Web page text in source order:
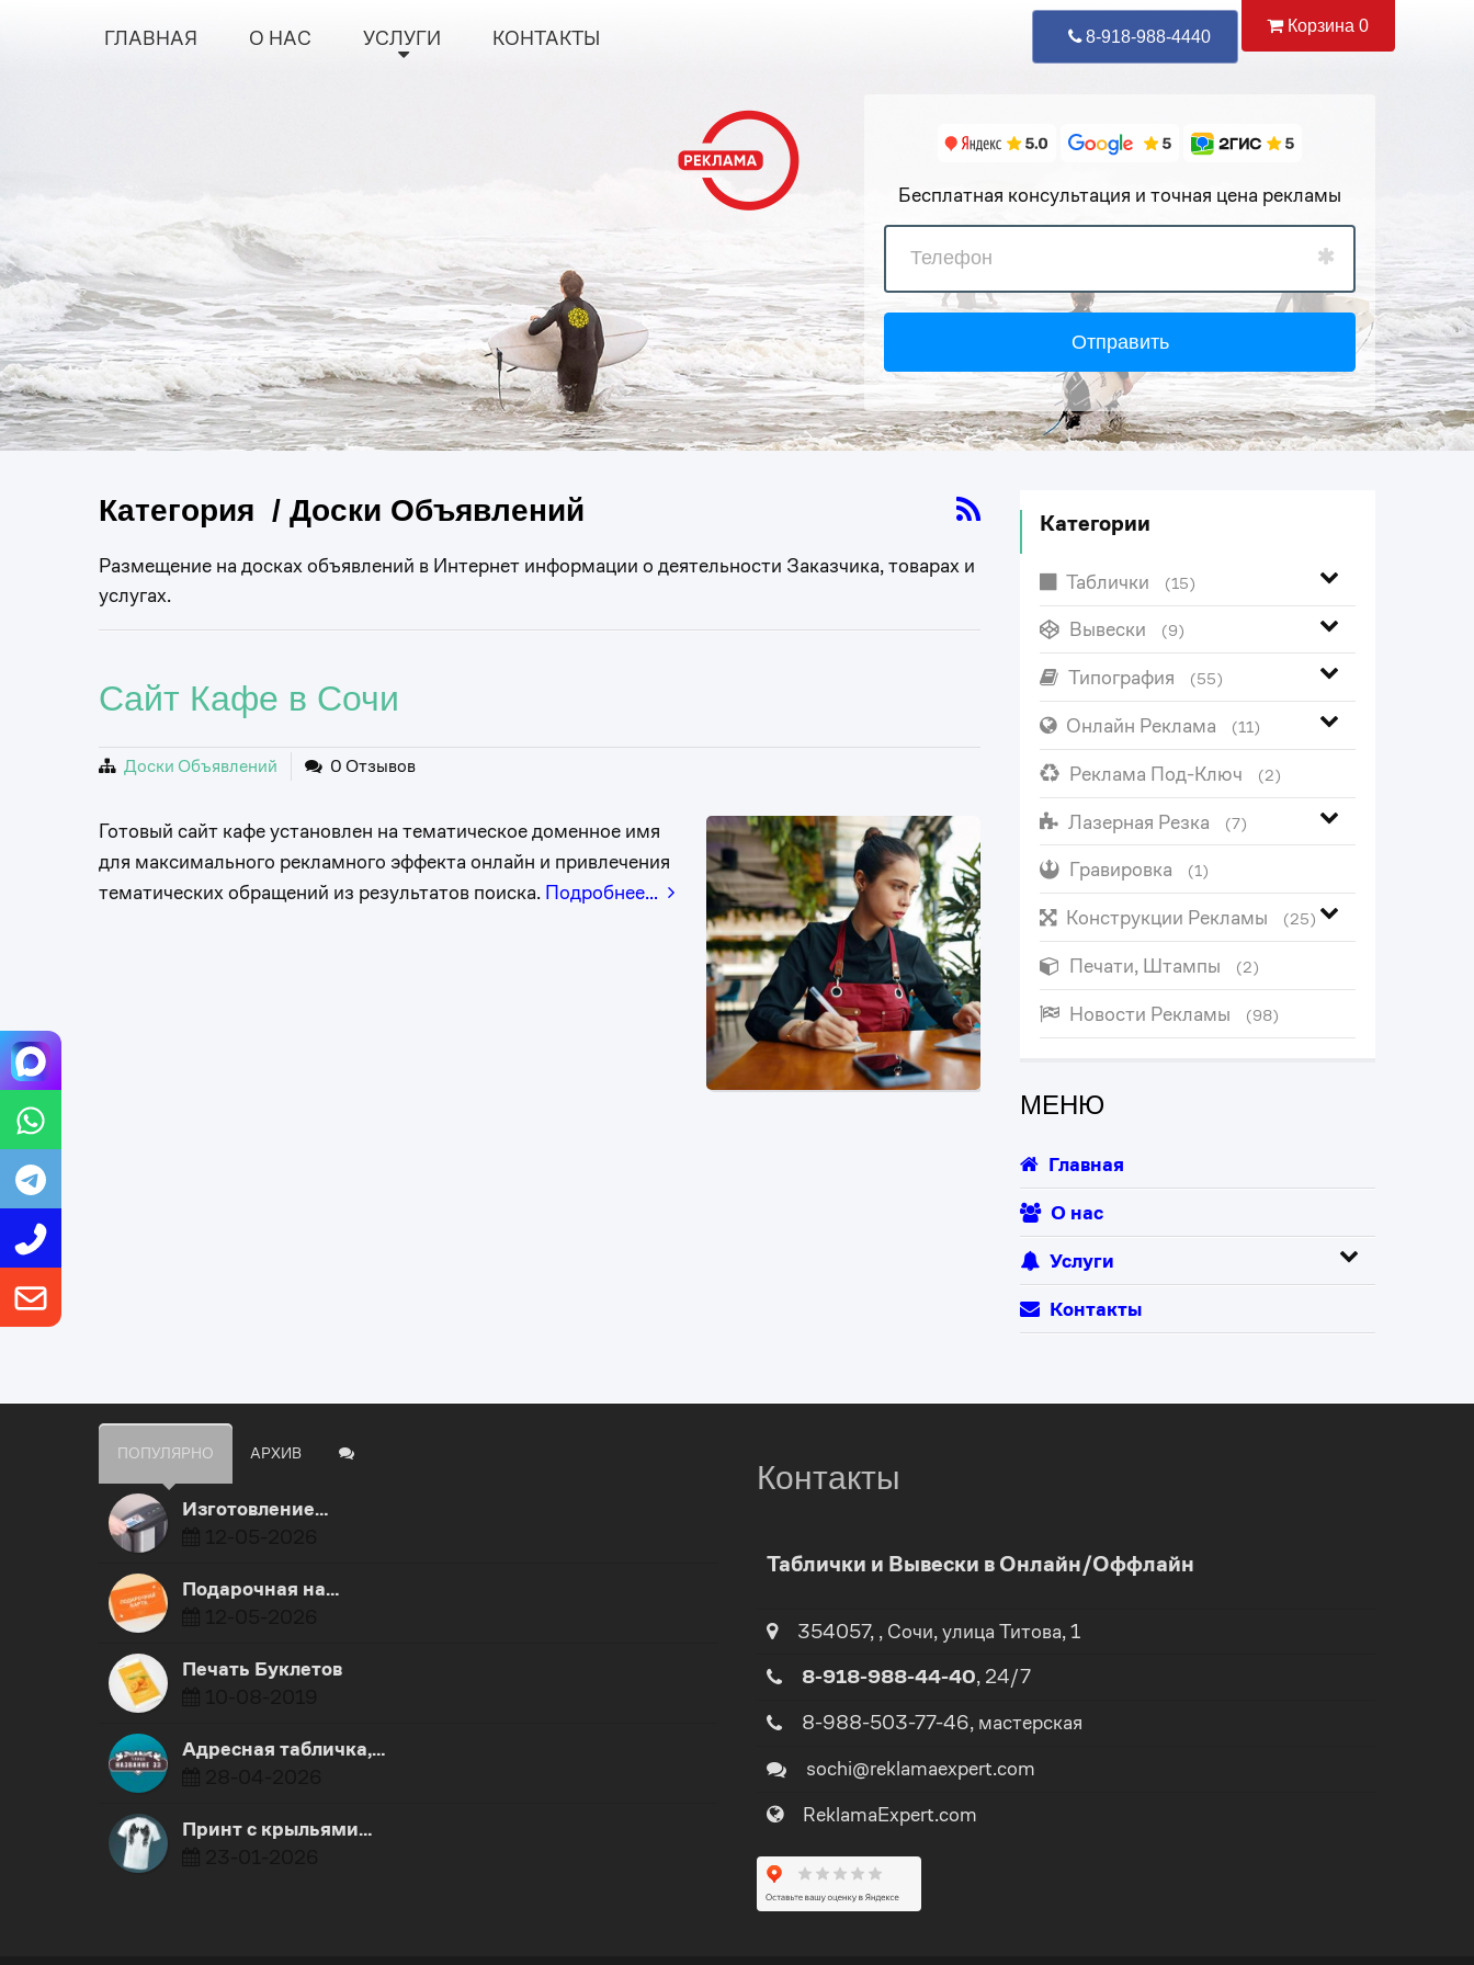
Корзина 0
8-918-988-4440 Уже Позвонили
ГЛАВНАЯ О НАС УСЛУГИ КОНТАКТЫ
Бесплатная консультация и точная цена рекламы
Отправить
Категория / Доски Объявлений
Размещение на досках объявлений в Интернет информации о деятельности Заказчика, товарах и
услугах.
Сайт Кафе в Сочи
Доски Объявлений 0 Отзывов
Готовый сайт кафе установлен на тематическое доменное имя
для максимального рекламного эффекта онлайн и привлечения
тематических обращений из результатов поиска. Подробнее…
Категории
Таблички (15)
Вывески (9)
Типография (55)
Онлайн Реклама (11)
Реклама Под-Ключ (2)
Лазерная Резка (7)
Гравировка (1)
Конструкции Рекламы (25)
Печати, Штампы (2)
Новости Рекламы (98)
МЕНЮ
Главная
О нас
Услуги
Контакты
ПОПУЛЯРНО АРХИВ
Изготовление…
Подарочная на…
Печать Буклетов
Адресная табличка,…
Принт с крыльями…
Контакты
Таблички и Вывески в Онлайн/Оффлайн
354057, , Сочи, улица Титова, 1
8-918-988-44-40, 24/7
8-988-503-77-46, мастерская
sochi@reklamaexpert.com
ReklamaExpert.com
6
0
1
2
3
5